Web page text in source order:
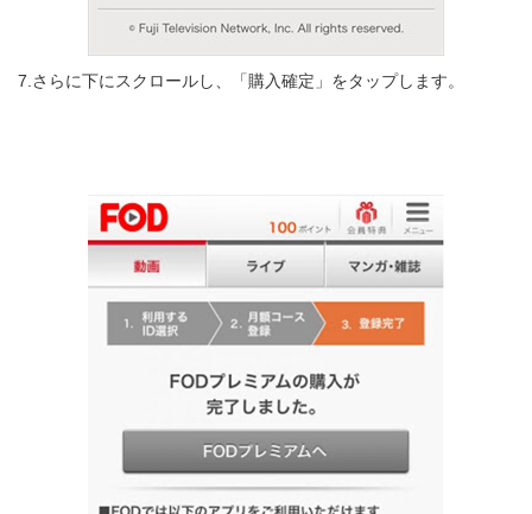
7.さらに下にスクロールし、「購入確定」をタップします。